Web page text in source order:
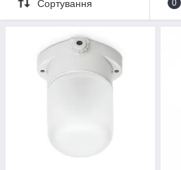
Сортування 0